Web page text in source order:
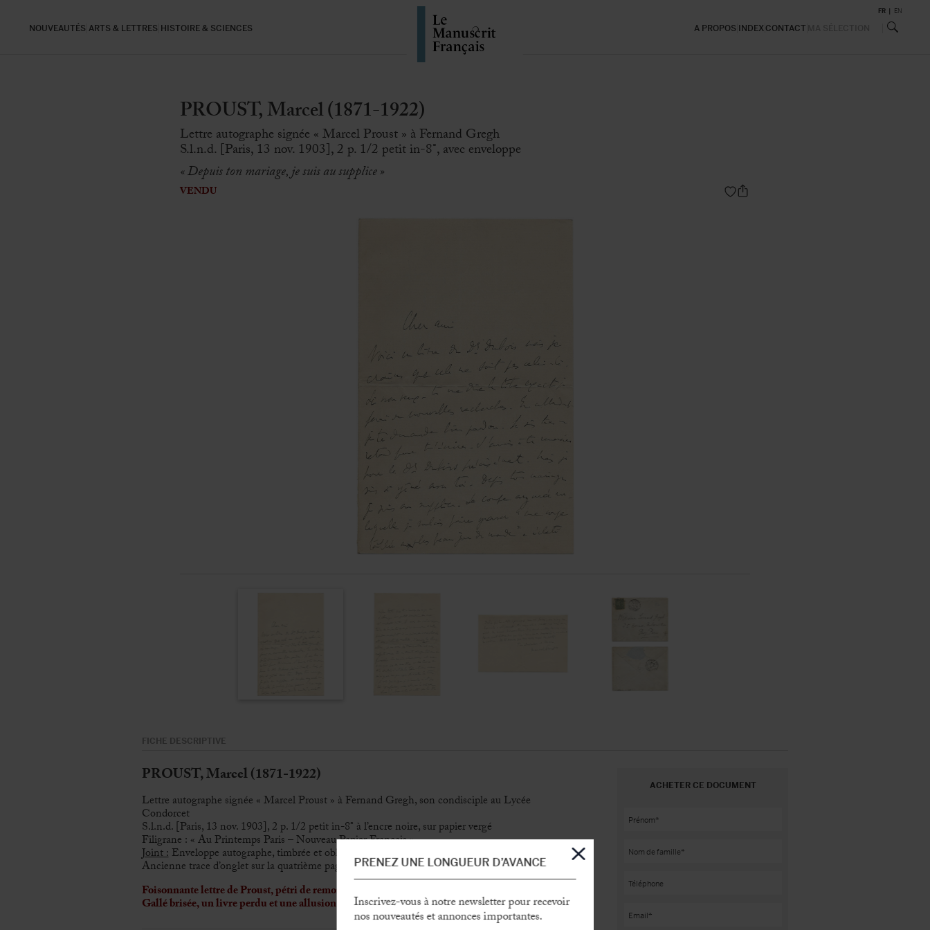
NOUVEAUTÉS ARTS & LETTRES HISTOIRE & SCIENCES A PROPOS INDEXCONTACT
FR EN
PROUST, Marcel (1871-1922)
Lettre autographe signée « Marcel Proust » à Fernand Gregh
S.l.n.d. [Paris, 13 nov. 1903], 2 p. 1/2 petit in-8°, avec enveloppe
« Depuis ton mariage, je suis au supplice »
VENDU
FICHE DESCRIPTIVE
PROUST, Marcel (1871-1922)
Lettre autographe signée « Marcel Proust » à Fernand Gregh, son condisciple au Lycée
Condorcet
S.l.n.d. [Paris, 13 nov. 1903], 2 p. 1/2 petit in-8° à l’encre noire, sur papier vergé
Filigrane : « Au Printemps Paris – Nouveau Papier Français »
Joint :Enveloppe autographe, timbrée et oblitérée
Ancienne trace d’onglet sur la quatrième page
Foisonnante lettre de Proust, pétri de remords amicaux excessifs : entre une coupe d’Émile
Gallé brisée, un livre perdu et une allusion aux futurs modèles de Du Boulbon et Bergotte
ACHETER CE DOCUMENT
PRENEZ UNE LONGUEUR D’AVANCE
Inscrivez-vous à notre newsletter pour recevoir
nos nouveautés et annonces importantes.